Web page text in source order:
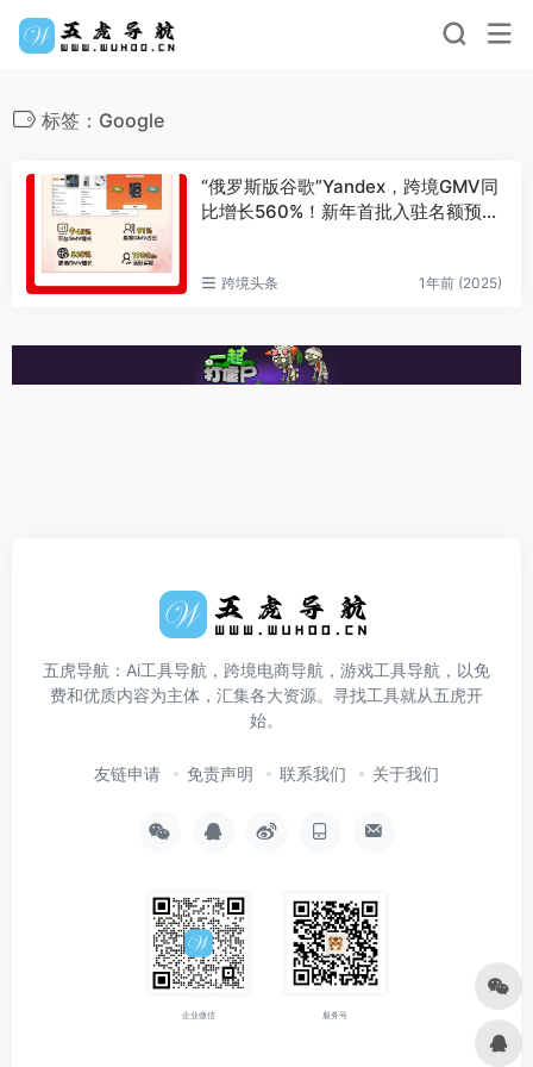
标签：Google
“俄罗斯版谷歌”Yandex，跨境GMV同
比增长560%！新年首批入驻名额预约
跨境头条 1年前 (2025)
五虎导航：Ai工具导航，跨境电商导航，游戏工具导航，以免
费和优质内容为主体，汇集各大资源。寻找工具就从五虎开
始。
友链申请 免责声明 联系我们 关于我们
企业微信 服务号